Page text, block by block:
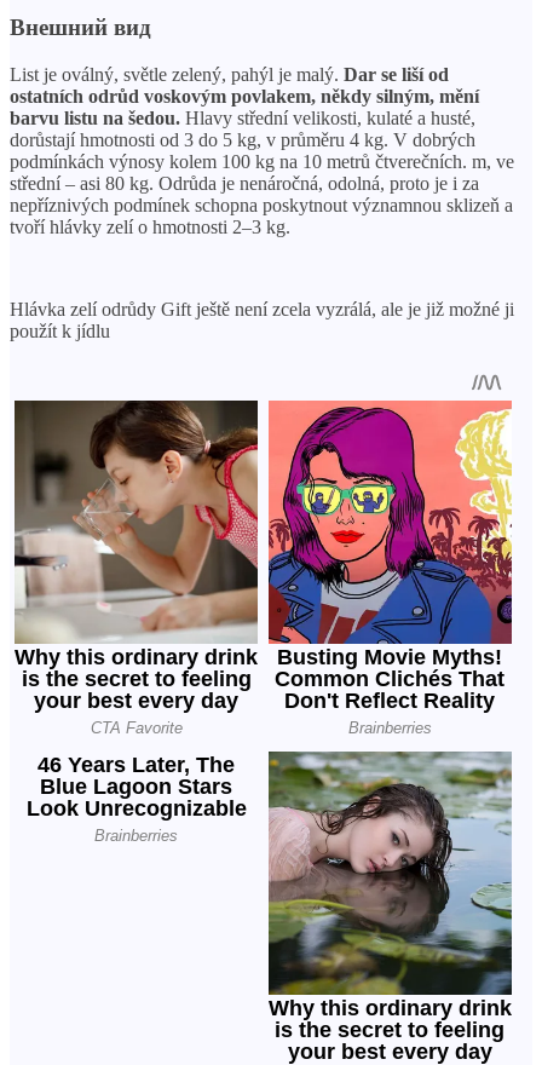
Внешний вид
List je oválný, světle zelený, pahýl je malý. Dar se liší od
ostatních odrůd voskovým povlakem, někdy silným, mění
barvu listu na šedou. Hlavy střední velikosti, kulaté a husté,
dorůstají hmotnosti od 3 do 5 kg, v průměru 4 kg. V dobrých
podmínkách výnosy kolem 100 kg na 10 metrů čtverečních. m, ve
střední – asi 80 kg. Odrůda je nenáročná, odolná, proto je i za
nepříznivých podmínek schopna poskytnout významnou sklizeň a
tvoří hlávky zelí o hmotnosti 2–3 kg.
Hlávka zelí odrůdy Gift ještě není zcela vyzrálá, ale je již možné ji
použít k jídlu